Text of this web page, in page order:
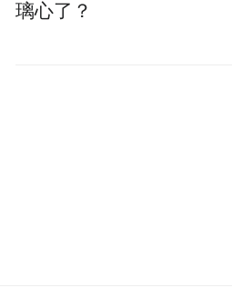
璃心了？